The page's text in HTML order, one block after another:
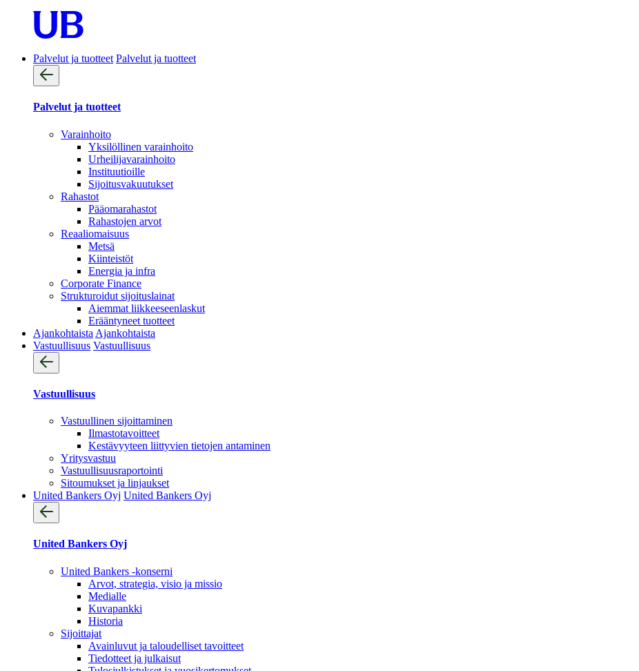
Palvelut ja tuotteet Palvelut ja tuotteet
Palvelut ja tuotteet
Varainhoito
Yksilöllinen varainhoito
Urheilijavarainhoito
Instituutioille
Sijoitusvakuutukset
Rahastot
Pääomarahastot
Rahastojen arvot
Reaaliomaisuus
Metsä
Kiinteistöt
Energia ja infra
Corporate Finance
Strukturoidut sijoituslainat
Aiemmat liikkeeseenlaskut
Erääntyneet tuotteet
Ajankohtaista Ajankohtaista
Vastuullisuus Vastuullisuus
Vastuullisuus
Vastuullinen sijoittaminen
Ilmastotavoitteet
Kestävyyteen liittyvien tietojen antaminen
Yritysvastuu
Vastuullisuus­raportointi
Sitoumukset ja linjaukset
United Bankers Oyj United Bankers Oyj
United Bankers Oyj
United Bankers -konserni
Arvot, strategia, visio ja missio
Medialle
Kuvapankki
Historia
Sijoittajat
Avainluvut ja taloudelliset tavoitteet
Tiedotteet ja julkaisut